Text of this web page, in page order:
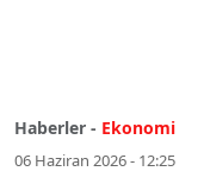
Haberler - Ekonomi
06 Haziran 2026 - 12:25